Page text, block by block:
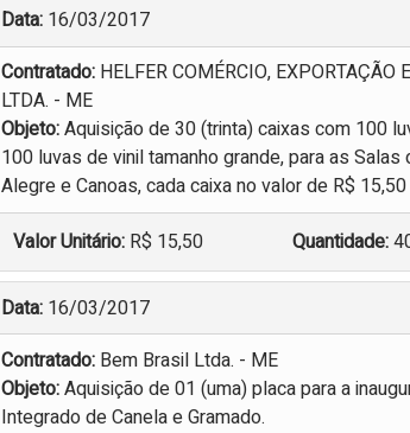
Data: 16/03/2017
Contratado: HELFER COMÉRCIO, EXPORTAÇÃO
LTDA. - ME
Objeto:Aquisição de 30 (trinta) caixas com 100
100 luvas de vinil tamanho grande, para as
Alegre e Canoas, cada caixa no valor de R$
Valor Unitário: R$ 15,50 Quantidade:
Data: 16/03/2017
Contratado: Bem Brasil Ltda. - ME
Objeto:Aquisição de 01 (uma) placa para a
Integrado de Canela e Gramado.